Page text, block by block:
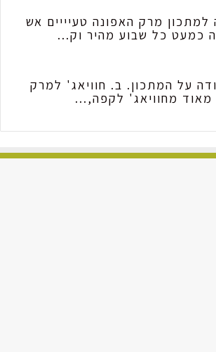
למתכון מרק האפונה טעיייים אש
כמעט כל שבוע מהיר וק...
על המתכון. ב. חוויאג' למרק
מאוד מחוויאג' לקפה,...